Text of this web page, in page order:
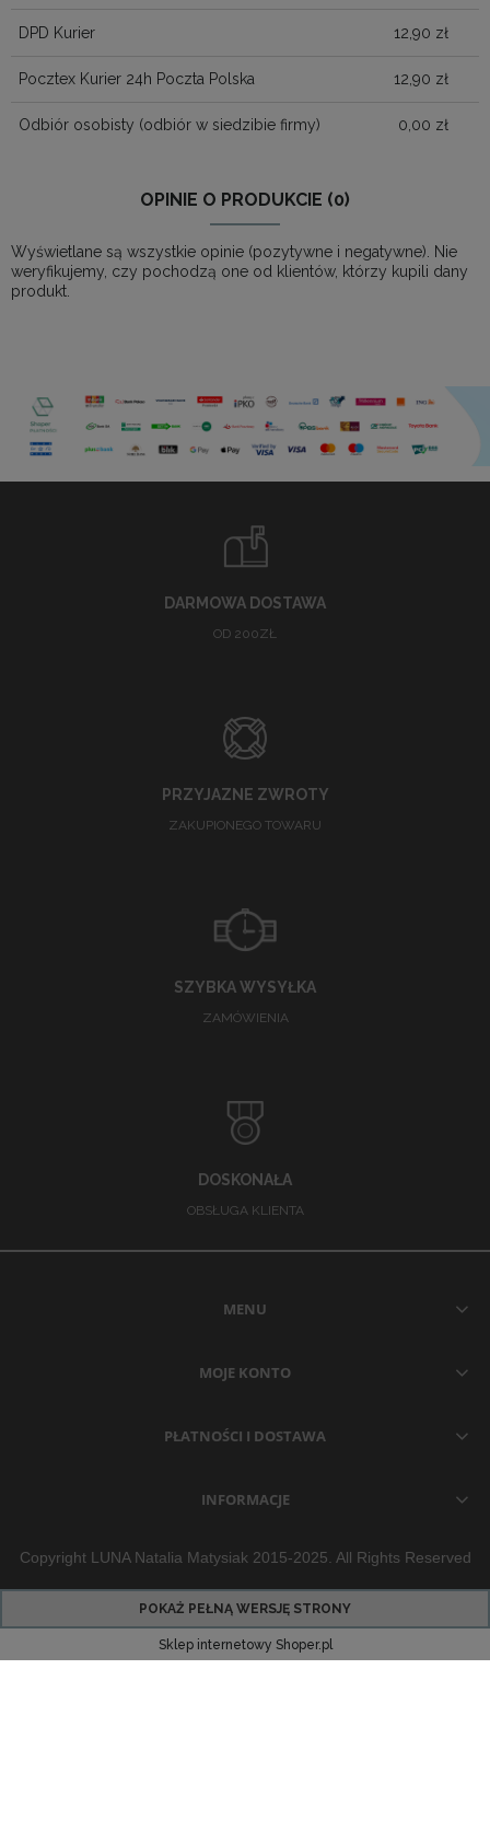
DPD Kurier 12,90 zł
Pocztex Kurier 24h Poczta Polska 12,90 zł
Odbiór osobisty (odbiór w siedzibie firmy) 0,00 zł
OPINIE O PRODUKCIE (0)
Wyświetlane są wszystkie opinie (pozytywne i negatywne). Nie
weryfikujemy, czy pochodzą one od klientów, którzy kupili dany
produkt.
DARMOWA DOSTAWA
OD 200ZŁ
PRZYJAZNE ZWROTY
ZAKUPIONEGO TOWARU
SZYBKA WYSYŁKA
ZAMÓWIENIA
DOSKONAŁA
OBSŁUGA KLIENTA
MENU
MOJE KONTO
PŁATNOŚCI I DOSTAWA
INFORMACJE
Copyright LUNA Natalia Matysiak 2015-2025. All Rights Reserved
POKAŻ PEŁNĄ WERSJĘ STRONY
Sklep internetowy Shoper.pl